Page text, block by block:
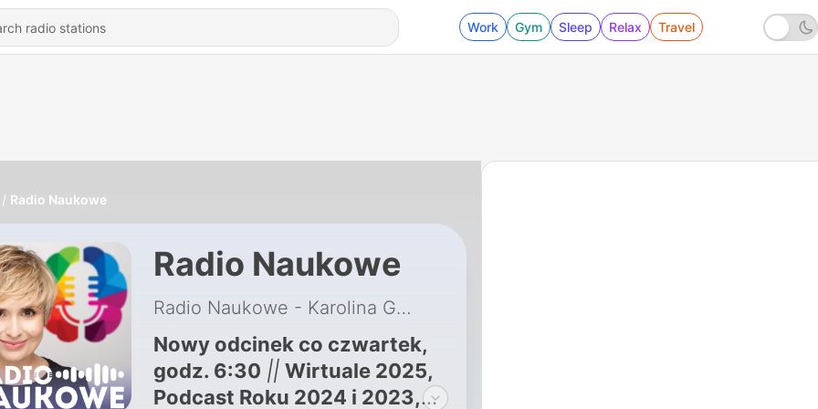
Work Gym Sleep Relax Travel
Radio Naukowe
Radio Naukowe
Radio Naukowe - Karolina Głowacka
Nowy odcinek co czwartek,
godz. 6:30 || Wirtuale 2025,
Podcast Roku 2024 i 2023,